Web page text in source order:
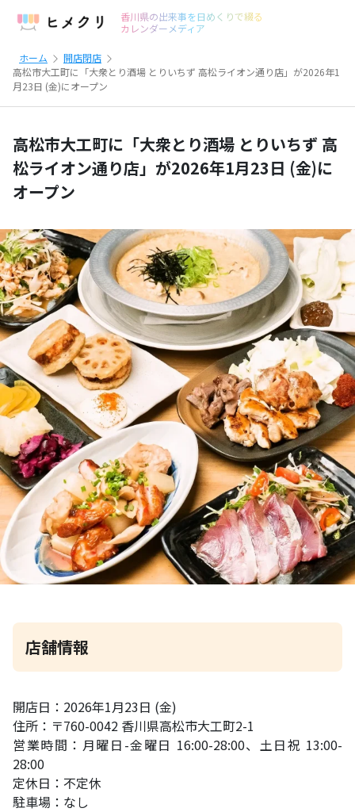
香川県の出来事を日めくりで綴る
カレンダーメディア
ホーム
開店閉店
高松市大工町に「大衆とり酒場 とりいちず 高松ライオン通り店」が2026年1
月23日 (金)にオープン
高松市大工町に「大衆とり酒場 とりいちず 高
松ライオン通り店」が2026年1月23日 (金)に
オープン
店舗情報
開店日：2026年1月23日 (金)
住所：〒760-0042 香川県高松市大工町2-1
営業時間：月曜日-金曜日 16:00-28:00、土日祝 13:00-
28:00
定休日：不定休
駐車場：なし